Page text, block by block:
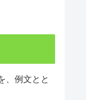
、例文とと